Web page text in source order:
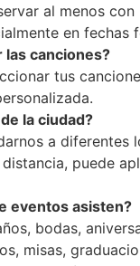
al menos
en fechas
las canciones?
tus
la ciudad?
a diferentes
puede
eventos asisten?
bodas,
misas,